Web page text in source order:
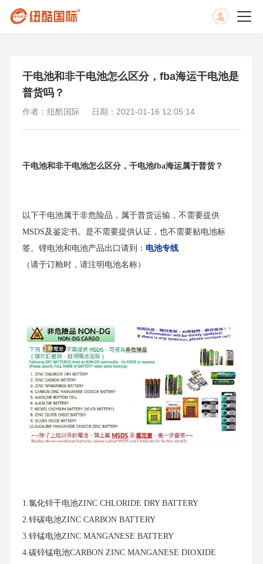
​干电池和非干电池怎么区分，fba海运干电池是
普货吗？
作者：纽酷国际 日期：2021-01-16 12:05:14
干电池和非干电池怎么区分，干电池fba海运属于普货？
以下干电池属于非危险品，属于普货运输，不需要提供
MSDS及鉴定书。是不需要提供认证，也不需要贴电池标
签。锂电池和电池产品出口请到： 电池专线
（请于订舱时，请注明电池名称）
1.氯化锌干电池ZINC CHLORIDE DRY BATTERY
2.锌碳电池ZINC CARBON BATTERY
3.锌锰电池ZINC MANGANESE BATTERY
4.碳锌锰电池CARBON ZINC MANGANESE DIOXIDE